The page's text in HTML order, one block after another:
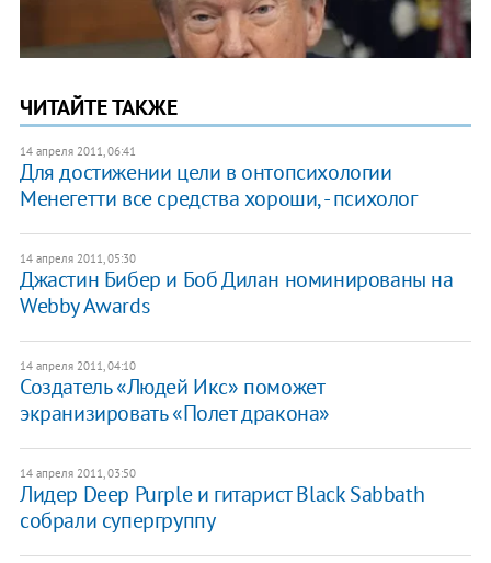
ЧИТАЙТЕ ТАКЖЕ
14 апреля 2011, 06:41
Для достижении цели в онтопсихологии
Менегетти все средства хороши, - психолог
14 апреля 2011, 05:30
Джастин Бибер и Боб Дилан номинированы на
Webby Awards
14 апреля 2011, 04:10
Создатель «Людей Икс» поможет
экранизировать «Полет дракона»
14 апреля 2011, 03:50
Лидер Deep Purple и гитарист Black Sabbath
собрали супергруппу